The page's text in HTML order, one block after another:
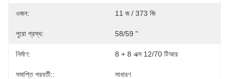
ওজন: 11 জ / 373 জি
পুরো প্রস্থ: 58/59 "
নির্মাণ: 8 + 8 এক্স 12/70 টিআর
সমাপ্তি পরবর্তী:: সাধারণ